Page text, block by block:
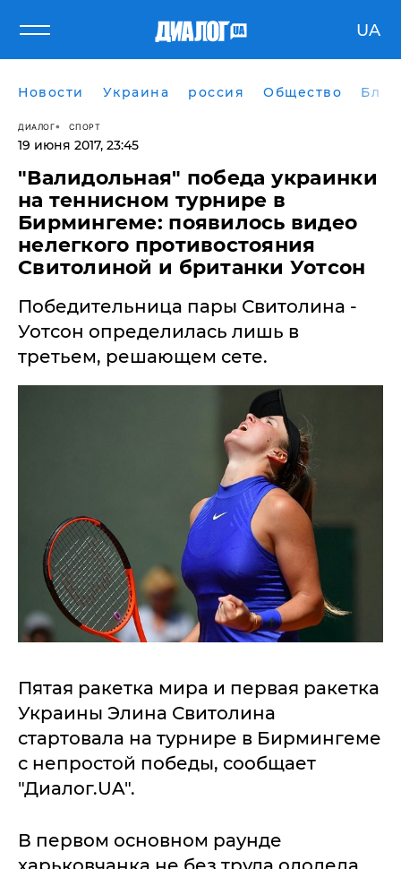
UA
Новости Украина россия Общество
ДИАЛОГ СПОРТ
19 июня 2017, 23:45
"Валидольная" победа украинки
на теннисном турнире в
Бирмингеме: появилось видео
нелегкого противостояния
Свитолиной и британки Уотсон
Победительница пары Свитолина -
Уотсон определилась лишь в
третьем, решающем сете.
Пятая ракетка мира и первая ракетка
Украины Элина Свитолина
стартовала на турнире в Бирмингеме
с непростой победы, сообщает
"Диалог.UA".
В первом основном раунде